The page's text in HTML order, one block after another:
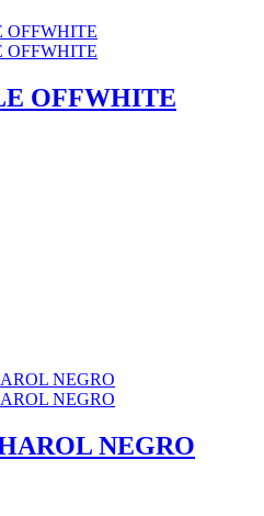
OFFWHITE
NEGRO